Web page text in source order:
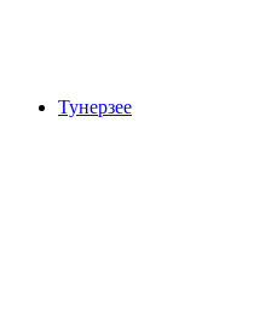
Тунерзее